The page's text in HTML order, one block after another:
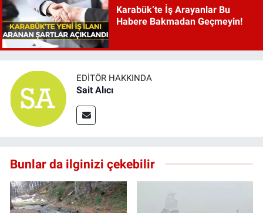
Karabük’te İş Arayanlar Bu
Habere Bakmadan Geçmeyin!
EDITÖR HAKKINDA
Sait Alıcı
Bunlar da ilginizi çekebilir